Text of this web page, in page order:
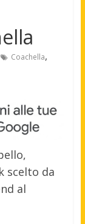
Coachella,
scelto da
al